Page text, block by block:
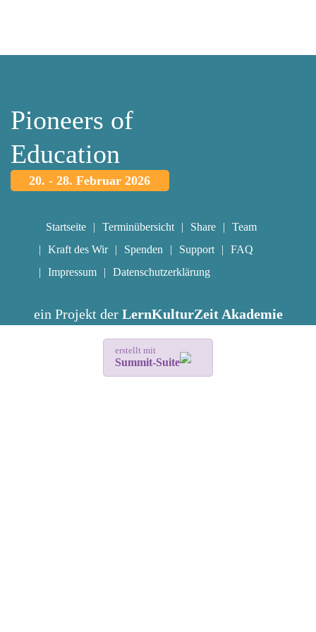
Pioneers of
Education
20. - 28. Februar 2026
Startseite Terminübersicht Share
Team
Kraft des Wir
Spenden Support
FAQ
Impressum
Datenschutzerklärung
ein Projekt der LernKulturZeit Akademie
erstellt mit
Summit-Suite